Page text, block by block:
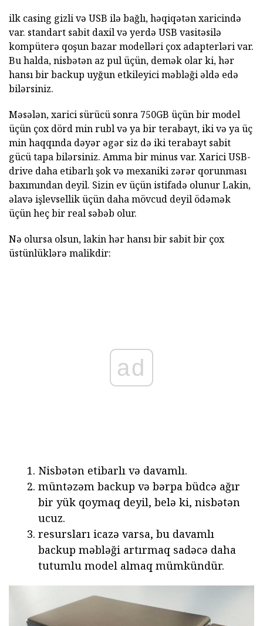
ilk casing gizli və USB ilə bağlı, həqiqətən xaricində
var. standart sabit daxil və yerdə USB vasitəsilə
kompüterə qoşun bazar modelləri çox adapterləri var.
Bu halda, nisbətən az pul üçün, demək olar ki, hər
hansı bir backup uyğun etkileyici məbləği əldə edə
bilərsiniz.
Məsələn, xarici sürücü sonra 750GB üçün bir model
üçün çox dörd min rubl və ya bir terabayt, iki və ya üç
min haqqında dəyər əgər siz də iki terabayt sabit
gücü tapa bilərsiniz. Amma bir minus var. Xarici USB-
drive daha etibarlı şok və mexaniki zərər qorunması
baxımından deyil. Sizin ev üçün istifadə olunur Lakin,
əlavə işlevsellik üçün daha mövcud deyil ödəmək
üçün heç bir real səbəb olur.
Nə olursa olsun, lakin hər hansı bir sabit bir çox
üstünlüklərə malikdir:
ad
Nisbətən etibarlı və davamlı.
müntəzəm backup və bərpa büdcə ağır
bir yük qoymaq deyil, belə ki, nisbətən
ucuz.
resursları icazə varsa, bu davamlı
backup məbləği artırmaq sadəcə daha
tutumlu model almaq mümkündür.